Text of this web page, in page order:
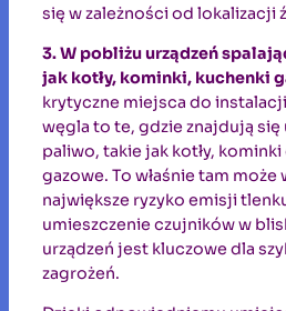
się w zależności od lokalizacji
3. W pobliżu urządzeń
jak kotły, kominki, kuchenki
krytyczne miejsca do
węgla to te, gdzie znajdują się
paliwo, takie jak kotły,
gazowe. To właśnie tam
największe ryzyko emisji
umieszczenie czujników w
urządzeń jest kluczowe dla
zagrożeń.